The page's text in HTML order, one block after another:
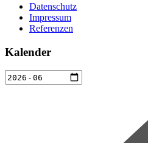
Datenschutz
Impressum
Referenzen
Kalender